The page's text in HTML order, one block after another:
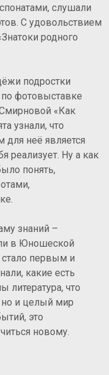
слушали
С удовольствием
родного
подростки
фотовыставке
«Как
узнали, что
для неё является
реализует. Ну а как
понять,
знаний –
в Юношеской
стало первым и
какие есть
литература, что
но и целый мир
это
новому.